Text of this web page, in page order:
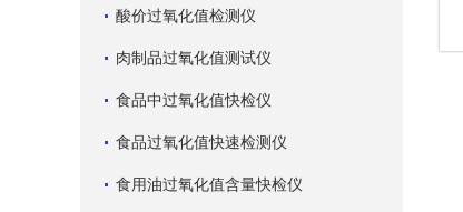
酸价过氧化值检测仪
肉制品过氧化值测试仪
食品中过氧化值快检仪
食品过氧化值快速检测仪
食用油过氧化值含量快检仪